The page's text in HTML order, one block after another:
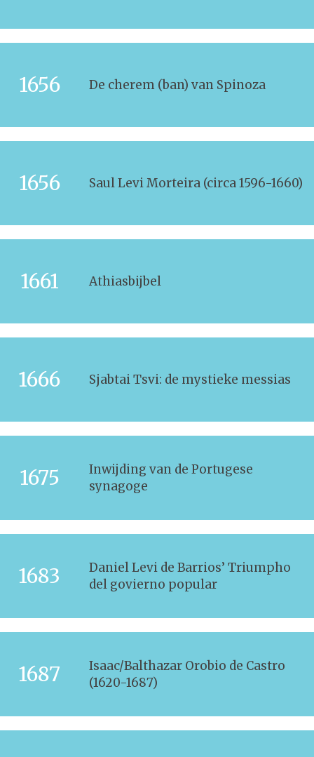
1656 De cherem (ban) van Spinoza
1656 Saul Levi Morteira (circa 1596-1660)
1661 Athiasbijbel
1666 Sjabtai Tsvi: de mystieke messias
1675
Inwijding van de Portugese
synagoge
1683
Daniel Levi de Barrios’ Triumpho
del govierno popular
1687
Isaac/Balthazar Orobio de Castro
(1620-1687)